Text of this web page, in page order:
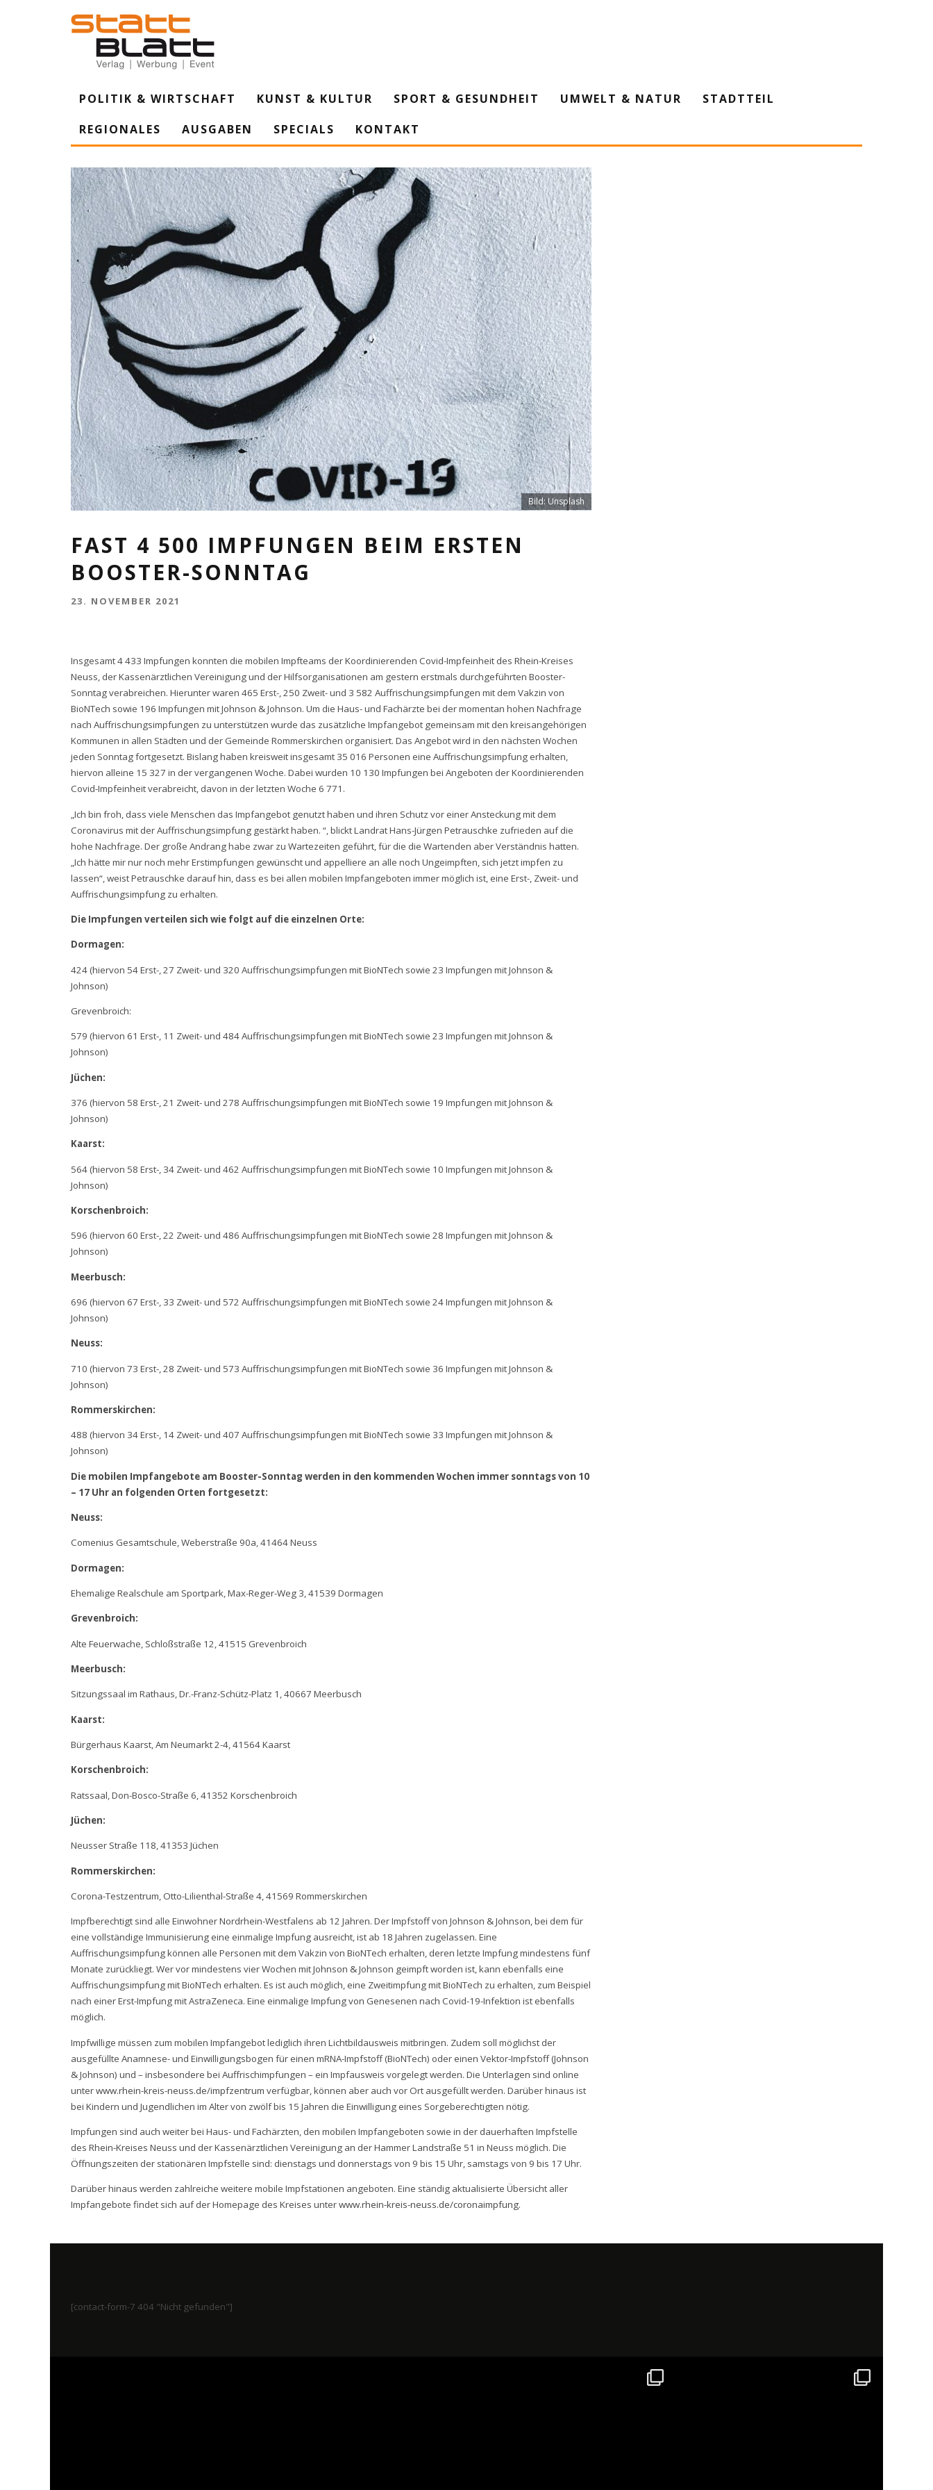
POLITIK & WIRTSCHAFT KUNST & KULTUR SPORT & GESUNDHEIT UMWELT & NATUR
STADTTEIL
REGIONALES
AUSGABEN SPECIALS KONTAKT
Bild: Unsplash
FAST 4 500 IMPFUNGEN BEIM ERSTEN
BOOSTER-SONNTAG
23. NOVEMBER 2021
Insgesamt 4 433 Impfungen konnten die mobilen Impfteams der Koordinierenden Covid-Impfeinheit des Rhein-Kreises
Neuss, der Kassenärztlichen Vereinigung und der Hilfsorganisationen am gestern erstmals durchgeführten Booster-
Sonntag verabreichen. Hierunter waren 465 Erst-, 250 Zweit- und 3 582 Auffrischungsimpfungen mit dem Vakzin von
BioNTech sowie 196 Impfungen mit Johnson & Johnson. Um die Haus- und Fachärzte bei der momentan hohen Nachfrage
nach Auffrischungsimpfungen zu unterstützen wurde das zusätzliche Impfangebot gemeinsam mit den kreisangehörigen
Kommunen in allen Städten und der Gemeinde Rommerskirchen organisiert. Das Angebot wird in den nächsten Wochen
jeden Sonntag fortgesetzt. Bislang haben kreisweit insgesamt 35 016 Personen eine Auffrischungsimpfung erhalten,
hiervon alleine 15 327 in der vergangenen Woche. Dabei wurden 10 130 Impfungen bei Angeboten der Koordinierenden
Covid-Impfeinheit verabreicht, davon in der letzten Woche 6 771.
„Ich bin froh, dass viele Menschen das Impfangebot genutzt haben und ihren Schutz vor einer Ansteckung mit dem
Coronavirus mit der Auffrischungsimpfung gestärkt haben. “, blickt Landrat Hans-Jürgen Petrauschke zufrieden auf die
hohe Nachfrage. Der große Andrang habe zwar zu Wartezeiten geführt, für die die Wartenden aber Verständnis hatten.
„Ich hätte mir nur noch mehr Erstimpfungen gewünscht und appelliere an alle noch Ungeimpften, sich jetzt impfen zu
lassen“, weist Petrauschke darauf hin, dass es bei allen mobilen Impfangeboten immer möglich ist, eine Erst-, Zweit- und
Auffrischungsimpfung zu erhalten.
Die Impfungen verteilen sich wie folgt auf die einzelnen Orte:
Dormagen:
424 (hiervon 54 Erst-, 27 Zweit- und 320 Auffrischungsimpfungen mit BioNTech sowie 23 Impfungen mit Johnson &
Johnson)
Grevenbroich:
579 (hiervon 61 Erst-, 11 Zweit- und 484 Auffrischungsimpfungen mit BioNTech sowie 23 Impfungen mit Johnson &
Johnson)
Jüchen:
376 (hiervon 58 Erst-, 21 Zweit- und 278 Auffrischungsimpfungen mit BioNTech sowie 19 Impfungen mit Johnson &
Johnson)
Kaarst:
564 (hiervon 58 Erst-, 34 Zweit- und 462 Auffrischungsimpfungen mit BioNTech sowie 10 Impfungen mit Johnson &
Johnson)
Korschenbroich:
596 (hiervon 60 Erst-, 22 Zweit- und 486 Auffrischungsimpfungen mit BioNTech sowie 28 Impfungen mit Johnson &
Johnson)
Meerbusch:
696 (hiervon 67 Erst-, 33 Zweit- und 572 Auffrischungsimpfungen mit BioNTech sowie 24 Impfungen mit Johnson &
Johnson)
Neuss:
710 (hiervon 73 Erst-, 28 Zweit- und 573 Auffrischungsimpfungen mit BioNTech sowie 36 Impfungen mit Johnson &
Johnson)
Rommerskirchen:
488 (hiervon 34 Erst-, 14 Zweit- und 407 Auffrischungsimpfungen mit BioNTech sowie 33 Impfungen mit Johnson &
Johnson)
Die mobilen Impfangebote am Booster-Sonntag werden in den kommenden Wochen immer sonntags von 10
– 17 Uhr an folgenden Orten fortgesetzt:
Neuss:
Comenius Gesamtschule, Weberstraße 90a, 41464 Neuss
Dormagen:
Ehemalige Realschule am Sportpark, Max-Reger-Weg 3, 41539 Dormagen
Grevenbroich:
Alte Feuerwache, Schloßstraße 12, 41515 Grevenbroich
Meerbusch:
Sitzungssaal im Rathaus, Dr.-Franz-Schütz-Platz 1, 40667 Meerbusch
Kaarst:
Bürgerhaus Kaarst, Am Neumarkt 2-4, 41564 Kaarst
Korschenbroich:
Ratssaal, Don-Bosco-Straße 6, 41352 Korschenbroich
Jüchen:
Neusser Straße 118, 41353 Jüchen
Rommerskirchen:
Corona-Testzentrum, Otto-Lilienthal-Straße 4, 41569 Rommerskirchen
Impfberechtigt sind alle Einwohner Nordrhein-Westfalens ab 12 Jahren. Der Impfstoff von Johnson & Johnson, bei dem für
eine vollständige Immunisierung eine einmalige Impfung ausreicht, ist ab 18 Jahren zugelassen. Eine
Auffrischungsimpfung können alle Personen mit dem Vakzin von BioNTech erhalten, deren letzte Impfung mindestens fünf
Monate zurückliegt. Wer vor mindestens vier Wochen mit Johnson & Johnson geimpft worden ist, kann ebenfalls eine
Auffrischungsimpfung mit BioNTech erhalten. Es ist auch möglich, eine Zweitimpfung mit BioNTech zu erhalten, zum Beispiel
nach einer Erst-Impfung mit AstraZeneca. Eine einmalige Impfung von Genesenen nach Covid-19-Infektion ist ebenfalls
möglich.
Impfwillige müssen zum mobilen Impfangebot lediglich ihren Lichtbildausweis mitbringen. Zudem soll möglichst der
ausgefüllte Anamnese- und Einwilligungsbogen für einen mRNA-Impfstoff (BioNTech) oder einen Vektor-Impfstoff (Johnson
& Johnson) und – insbesondere bei Auffrischimpfungen – ein Impfausweis vorgelegt werden. Die Unterlagen sind online
unterwww.rhein-kreis-neuss.de/impfzentrum verfügbar, können aber auch vor Ort ausgefüllt werden. Darüber hinaus ist
bei Kindern und Jugendlichen im Alter von zwölf bis 15 Jahren die Einwilligung eines Sorgeberechtigten nötig.
Impfungen sind auch weiter bei Haus- und Fachärzten, den mobilen Impfangeboten sowie in der dauerhaften Impfstelle
des Rhein-Kreises Neuss und der Kassenärztlichen Vereinigung an der Hammer Landstraße 51 in Neuss möglich. Die
Öffnungszeiten der stationären Impfstelle sind: dienstags und donnerstags von 9 bis 15 Uhr, samstags von 9 bis 17 Uhr.
Darüber hinaus werden zahlreiche weitere mobile Impfstationen angeboten. Eine ständig aktualisierte Übersicht aller
Impfangebote findet sich auf der Homepage des Kreises unterwww.rhein-kreis-neuss.de/coronaimpfung.
[contact-form-7 404 "Nicht gefunden"]